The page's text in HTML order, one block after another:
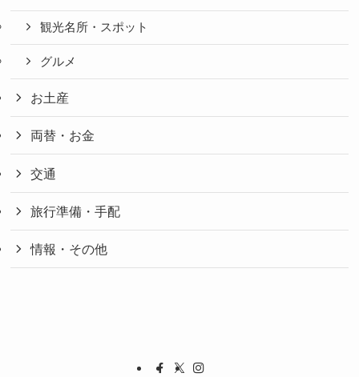
観光名所・スポット
グルメ
お土産
両替・お金
交通
旅行準備・手配
情報・その他